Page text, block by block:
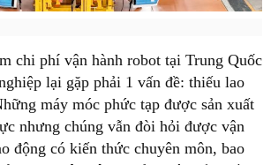
chi phí vận hành robot tại Trung Quốc
lại gặp phải 1 vấn đề: thiếu lao
máy móc phức tạp được sản xuất
nhưng chúng vẫn đòi hỏi được vận
động có kiến thức chuyên môn, bao